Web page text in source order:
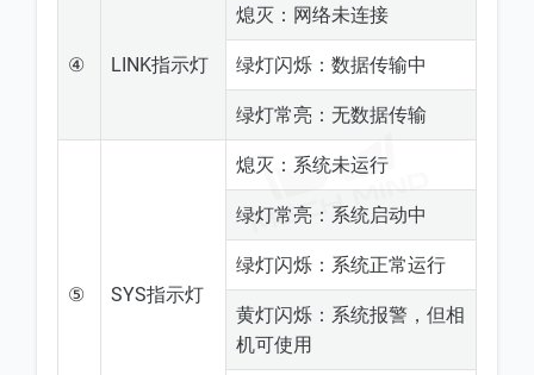
④ LINK指示灯
熄灭：网络未连接
绿灯闪烁：数据传输中
绿灯常亮：无数据传输
⑤ SYS指示灯
熄灭：系统未运行
绿灯常亮：系统启动中
绿灯闪烁：系统正常运行
黄灯闪烁：系统报警，但相
机可使用